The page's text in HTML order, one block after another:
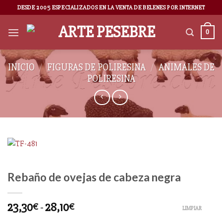
DESDE 2005 ESPECIALIZADOS EN LA VENTA DE BELENES POR INTERNET
0
INICIO / FIGURAS DE POLIRESINA / ANIMALES DE
POLIRESINA
Rebaño de ovejas de cabeza negra
23,30€ -28,10€ LIMPIAR